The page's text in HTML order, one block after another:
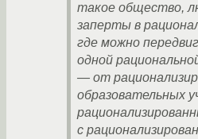
такое общество,
заперты в
где можно
одной
— от
образовательных
с